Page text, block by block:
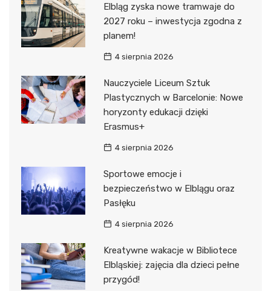
Elbląg zyska nowe tramwaje do
2027 roku – inwestycja zgodna z
planem!
4 sierpnia 2026
Nauczyciele Liceum Sztuk
Plastycznych w Barcelonie: Nowe
horyzonty edukacji dzięki
Erasmus+
4 sierpnia 2026
Sportowe emocje i
bezpieczeństwo w Elblągu oraz
Pasłęku
4 sierpnia 2026
Kreatywne wakacje w Bibliotece
Elbląskiej: zajęcia dla dzieci pełne
przygód!